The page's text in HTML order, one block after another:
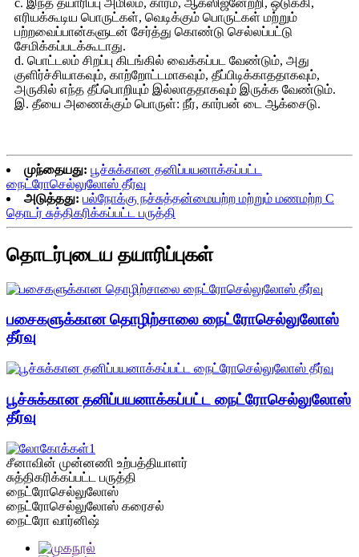
எரியக்கூடிய பொருட்கள், வெடிக்கும் பொருட்கள் மற்றும்
பற்றவைப்பான்களுடன் சேர்த்து கொண்டு செல்லப்பட்டு
சேமிக்கப்படக்கூடாது.
d. பொட்டலம் சிறப்பு கிடங்கில் வைக்கப்பட வேண்டும், அது
குளிர்ச்சியாகவும், காற்றோட்டமாகவும், தீப்பிடிக்காததாகவும்,
அருகில் எந்த தீப்பொறியும் இல்லாததாகவும் இருக்க வேண்டும்.
இ. தீயை அணைக்கும் பொருள்: நீர், கார்பன் டை ஆக்சைடு.
முந்தையது: பூச்சுக்கான தனிப்பயனாக்கப்பட்ட
நைட்ரோசெல்லுலோஸ் தீர்வு
அடுத்தது: பல்நோக்கு நச்சுத்தன்மையற்ற மற்றும் மணமற்ற C
தொடர் சுத்திகரிக்கப்பட்ட பருத்தி
தொடர்புடைய தயாரிப்புகள்
பசைகளுக்கான தொழிற்சாலை நைட்ரோசெல்லுலோஸ்
தீர்வு
பூச்சுக்கான தனிப்பயனாக்கப்பட்ட நைட்ரோசெல்லுலோஸ்
தீர்வு
சீனாவின் முன்னணி உற்பத்தியாளர்
சுத்திகரிக்கப்பட்ட பருத்தி
நைட்ரோசெல்லுலோஸ்
நைட்ரோசெல்லுலோஸ் கரைசல்
நைட்ரோ வார்னிஷ்